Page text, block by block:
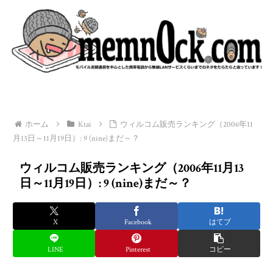
ホーム Ktai
ウィルコム販売ランキング（2006年11
月13日～11月19日）: 9 (nine)まだ～？
ウィルコム販売ランキング（2006年11月13
日～11月19日）: 9 (nine)まだ～？
X Facebook はてブ
LINE Pinterest コピー